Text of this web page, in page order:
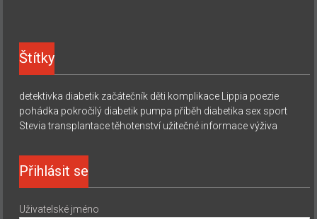
Štítky
detektivka diabetik začátečník děti komplikace Lippia poezie
pohádka pokročilý diabetik pumpa příběh diabetika sex sport
Stevia transplantace těhotenství užitečné informace výživa
Přihlásit se
Uživatelské jméno